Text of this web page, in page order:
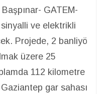
GATEM-
ve elektrikli
Projede, 2 banliyö
üzere 25
112 kilometre
gar sahası